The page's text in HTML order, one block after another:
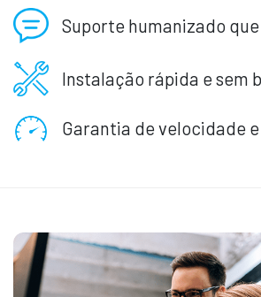
Suporte humanizado
Instalação rápida e sem
Garantia de velocidade